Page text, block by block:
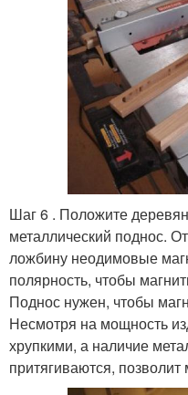
Шаг 6 . Положите
металлический поднос.
ложбину неодимовые
полярность, чтобы
Поднос нужен, чтобы
Несмотря на мощность
хрупкими, а наличие
притягиваются,